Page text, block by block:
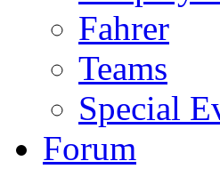
Fahrer
Teams
Special
Forum